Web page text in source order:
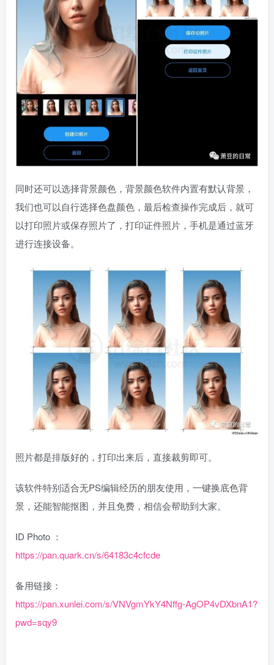
同时还可以选择背景颜色，背景颜色软件内置有默认背景，
我们也可以自行选择色盘颜色，最后检查操作完成后，就可
以打印照片或保存照片了，打印证件照片，手机是通过蓝牙
进行连接设备。
照片都是排版好的，打印出来后，直接裁剪即可。
该软件特别适合无PS编辑经历的朋友使用，一键换底色背
景，还能智能抠图，并且免费，相信会帮助到大家。
ID Photo ：
https://pan.quark.cn/s/64183c4cfcde
备用链接：
https://pan.xunlei.com/s/VNVgmYkY4Nffg-AgOP4vDXbnA1?
pwd=sqy9